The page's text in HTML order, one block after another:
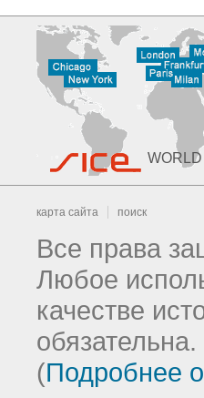
карта сайта поиск
Все права
Любое
качестве
обязательна.
(Подробнее